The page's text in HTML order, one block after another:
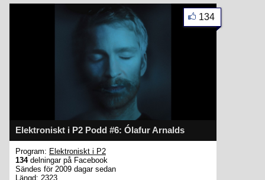
Elektroniskt i P2 Podd #6: Ólafur Arnalds
134
Program: Elektroniskt i P2
134delningar på Facebook
Sändes för 2009 dagar sedan
Längd: 2323